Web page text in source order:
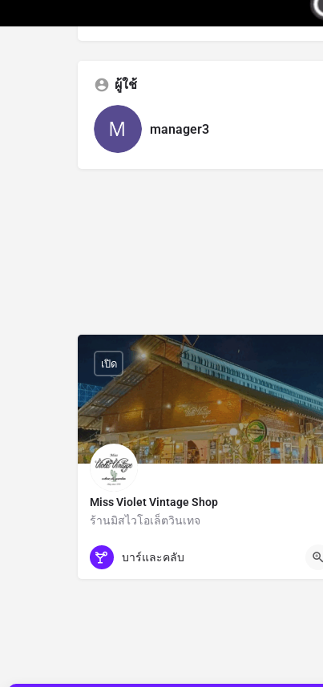
ผู้ใช้
manager3
Miss Violet Vintage Shop
ร้านมิสไวโอเล็ตวินเทจ
กรุงเทพมหานคร
เปิด
บาร์และคลับ